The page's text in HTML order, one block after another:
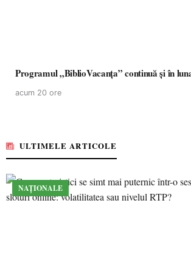
Programul „BiblioVacanța” continuă și în
acum 20 ore
ULTIMELE ARTICOLE
NAȚIONALE